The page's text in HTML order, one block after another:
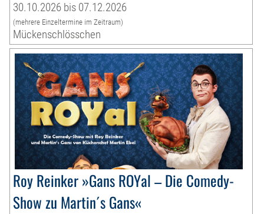
30.10.2026 bis 07.12.2026
(mehrere Einzeltermine im Zeitraum)
Mückenschlösschen
Roy Reinker »Gans ROYal – Die Comedy-
Show zu Martin´s Gans«